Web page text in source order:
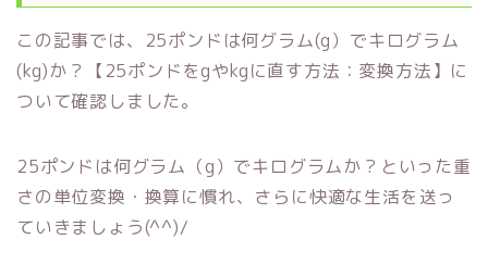
この記事では、25ポンドは何グラム(g）でキログラム
(kg)か？【25ポンドをgやkgに直す方法：変換方法】に
ついて確認しました。
25ポンドは何グラム（g）でキログラムか？といった重
さの単位変換・換算に慣れ、さらに快適な生活を送っ
ていきましょう(^^)/